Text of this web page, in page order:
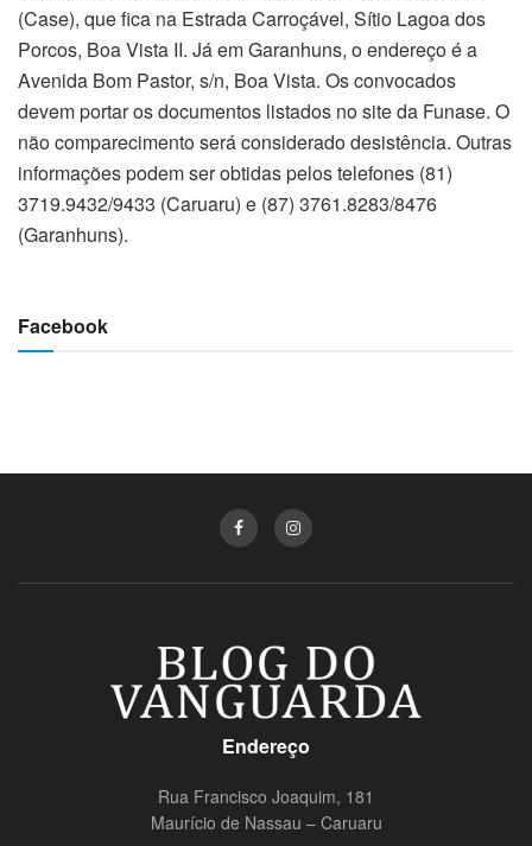
(Case), que fica na Estrada Carroçável, Sítio Lagoa dos
Porcos, Boa Vista II. Já em Garanhuns, o endereço é a
Avenida Bom Pastor, s/n, Boa Vista. Os convocados
devem portar os documentos listados no site da Funase. O
não comparecimento será considerado desistência. Outras
informações podem ser obtidas pelos telefones (81)
3719.9432/9433 (Caruaru) e (87) 3761.8283/8476
(Garanhuns).
Facebook
Endereço
Rua Francisco Joaquim, 181
Maurício de Nassau – Caruaru